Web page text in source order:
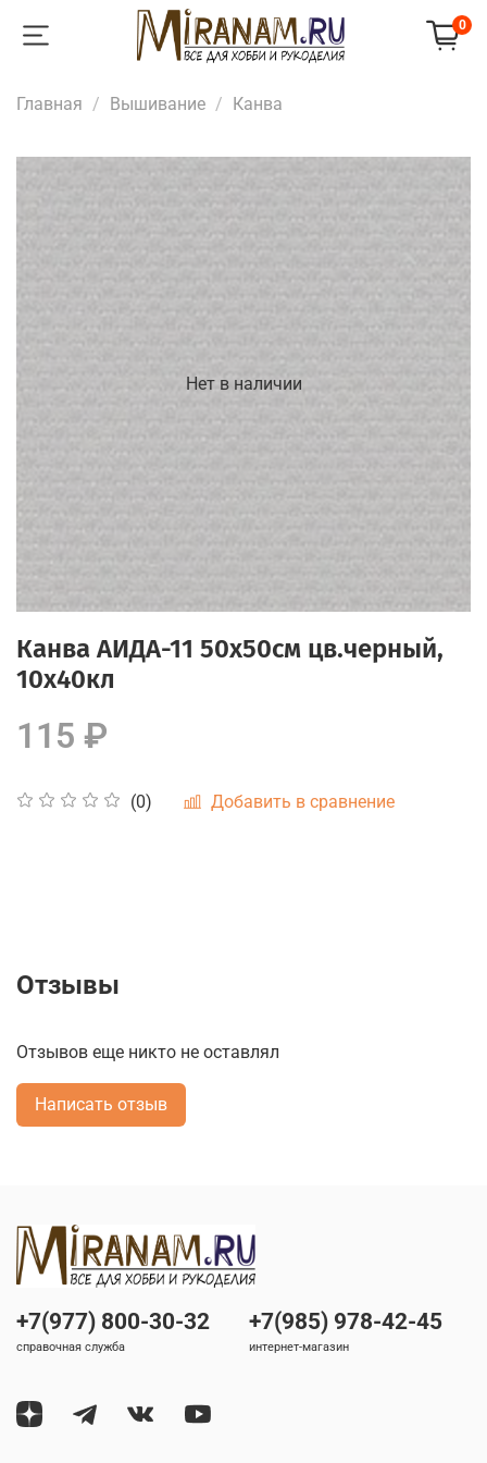
0
Главная Вышивание Канва
Нет в наличии
Канва АИДА-11 50х50см цв.черный,
10х40кл
(0) Добавить в сравнение
115 ₽
Отзывы
Отзывов еще никто не оставлял
Написать отзыв
+7(977) 800-30-32
справочная служба
+7(985) 978-42-45
интернет-магазин